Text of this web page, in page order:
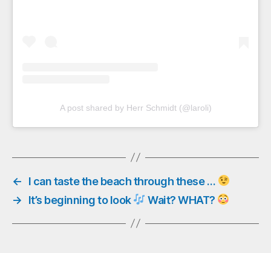
A post shared by Herr Schmidt (@laroli)
←
I can taste the beach through these …
→
It’s beginning to look Wait? WHAT?